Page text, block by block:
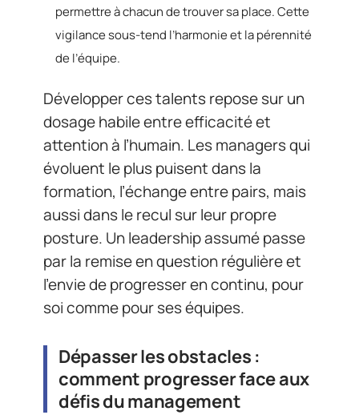
permettre à chacun de trouver sa place. Cette
vigilance sous-tend l’harmonie et la pérennité
de l’équipe.
Développer ces talents repose sur un
dosage habile entre efficacité et
attention à l’humain. Les managers qui
évoluent le plus puisent dans la
formation, l’échange entre pairs, mais
aussi dans le recul sur leur propre
posture. Un leadership assumé passe
par la remise en question régulière et
l’envie de progresser en continu, pour
soi comme pour ses équipes.
Dépasser les obstacles :
comment progresser face aux
défis du management